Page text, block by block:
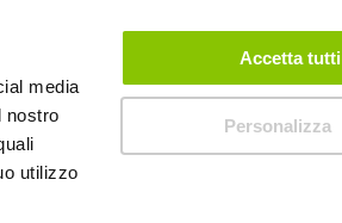
media
nostro
utilizzo
Accetta tutti
Personalizza
CONTATTACI NEGOZI